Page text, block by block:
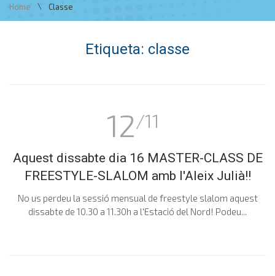
Home \ Classe
Etiqueta: classe
12/11
Aquest dissabte dia 16 MASTER-CLASS DE
FREESTYLE-SLALOM amb l'Aleix Julià!!
No us perdeu la sessió mensual de freestyle slalom aquest
dissabte de 10.30 a 11.30h a l'Estació del Nord! Podeu...